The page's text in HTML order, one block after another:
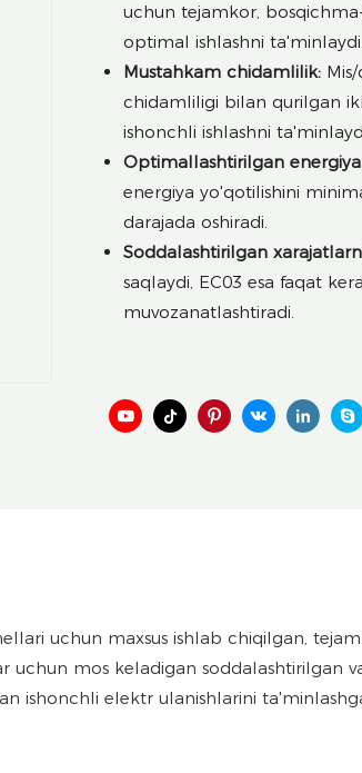
uchun tejamkor,
optimal ishlashni ta'minlaydi.
Mustahkam chidamlilik:
chidamliligi bilan qurilgan
ishonchli ishlashni
Optimallashtirilgan
energiya yo'qotilishini
darajada oshiradi.
Soddalashtirilgan
saqlaydi, EC03 esa faqat
muvozanatlashtiradi.
uchun maxsus ishlab chiqilgan,
mos keladigan
ishonchli elektr ulanishlarini